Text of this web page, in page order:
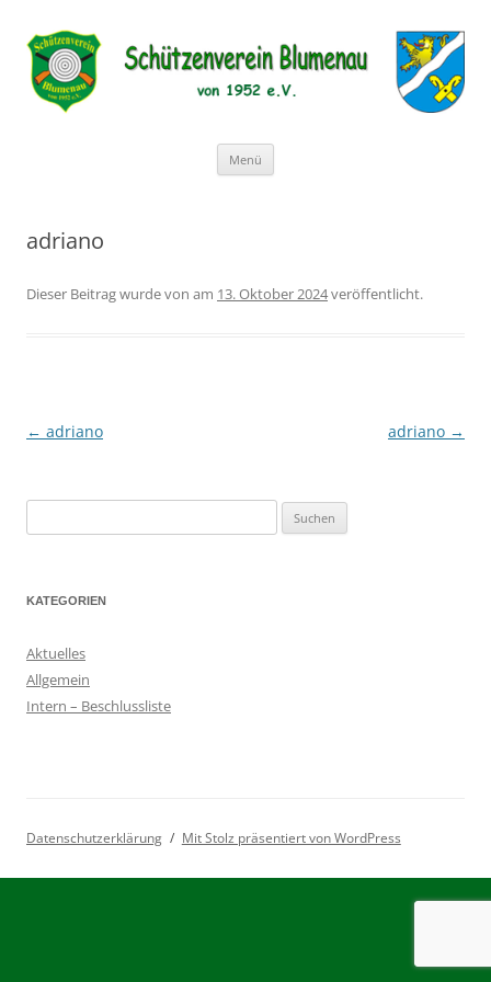
Schützenverein Blumenau von 1952
e.V.
Menü
adriano
Dieser Beitrag wurdevon am 13. Oktober 2024veröffentlicht.
Beitragsnavigation
← adriano adriano →
nach:
KATEGORIEN
Aktuelles
Allgemein
Intern – Beschlussliste
Datenschutzerklärung Mit Stolz präsentiert von WordPress